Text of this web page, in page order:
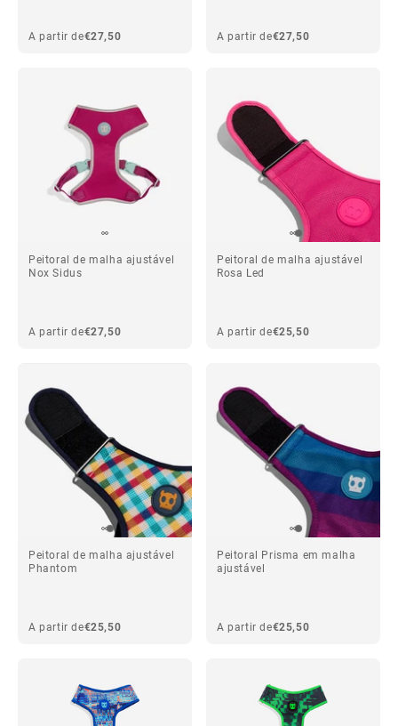
A partir de€27,50 A partir de€27,50
Peitoral de malha ajustável
Nox Sidus
A partir de€27,50
Peitoral de malha ajustável
Rosa Led
A partir de€25,50
Peitoral de malha ajustável
Phantom
A partir de€25,50
Peitoral Prisma em malha
ajustável
A partir de€25,50